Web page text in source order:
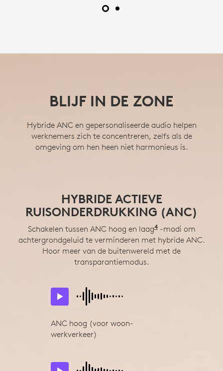
HYBRIDE ACTIEVE
RUISONDERDRUKKING (ANC)
Schakelen tussen ANC hoog en laag4ANC Low-
-modi om
achtergrondgeluid te verminderen met hybride ANC.
Hoor meer van de buitenwereld met de
transparantiemodus.
ANC hoog (voor woon-
werkverkeer)
VOEL DE BAS
Vergaderingen klonken nog nooit zo goed. Grote
drivers van 40 mm en dynamische EQ maken muziek
en gesprekken beter.
GEPERSONALISEERDE
AUDIO
Iedereen hoort anders. Gepersonaliseerde audio op
basis van een eenvoudige luistertest met Logi Tune5 Logi
mobiele app kunt u de muziek afstemmen op hoe u
het beste hoort.
BLIJF IN DE ZONE
Hybride ANC en gepersonaliseerde audio helpen
werknemers zich te concentreren, zelfs als de
omgeving om hen heen niet harmonieus is.